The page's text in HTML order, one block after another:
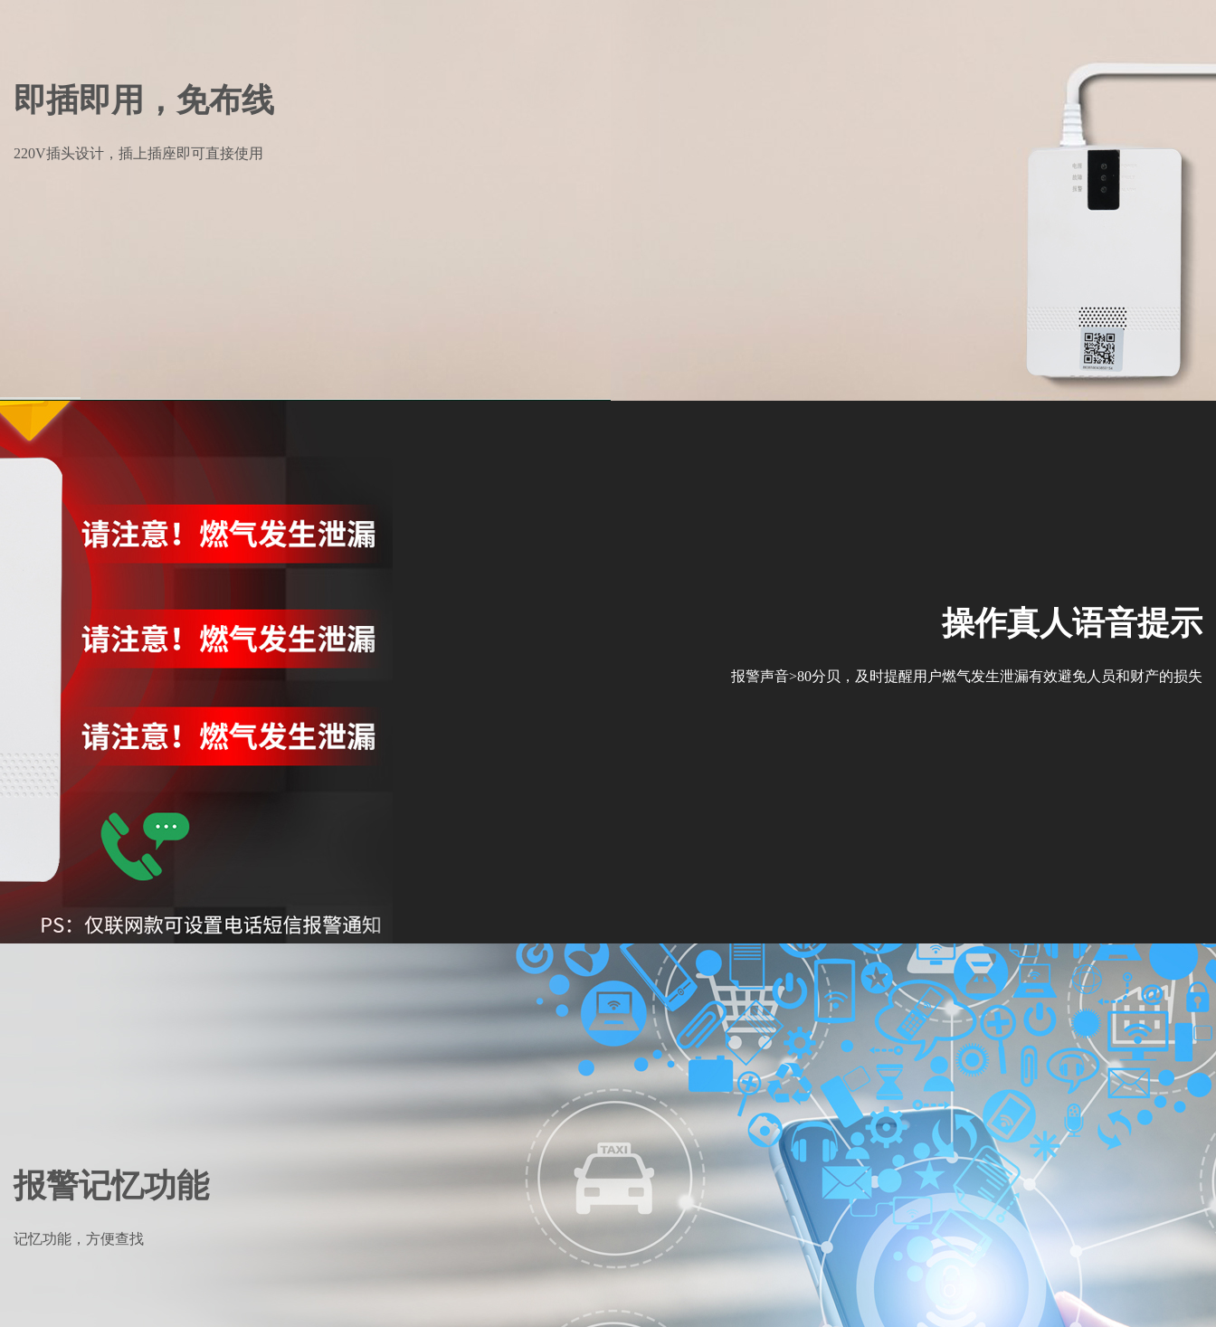
即插即用，免布线
220V插头设计，插上插座即可直接使用
操作真人语音提示
报警声音>80分贝，及时提醒用户燃气发生泄漏有效避免人员和财产的损失
报警记忆功能
记忆功能，方便查找